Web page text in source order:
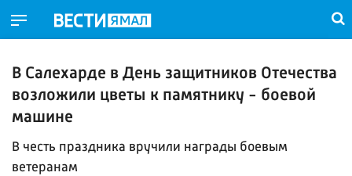
В Салехарде в День защитников Отечества
возложили цветы к памятнику - боевой
машине
В честь праздника вручили награды боевым
ветеранам